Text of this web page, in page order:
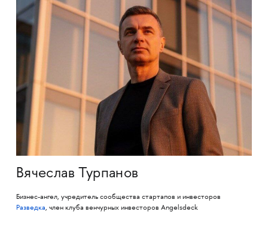
Вячеслав Турпанов
Бизнес-ангел, учредитель сообщества стартапов и инвесторов
Разведка, член клуба венчурных инвесторов Angelsdeck